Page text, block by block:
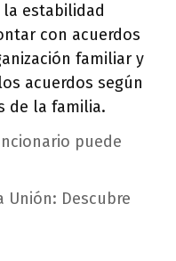
estabilidad
con acuerdos
familiar y
acuerdos según
de la familia.
puede
Unión: Descubre